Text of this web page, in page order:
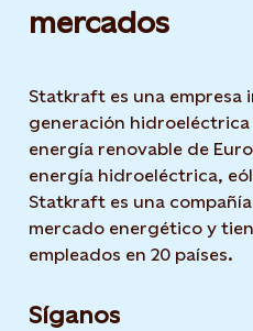
mercados
Statkraft es una empresa
generación
energía renovable de
energía hidroeléctrica,
Statkraft es una
mercado energético y
empleados en 20 países.
Síganos